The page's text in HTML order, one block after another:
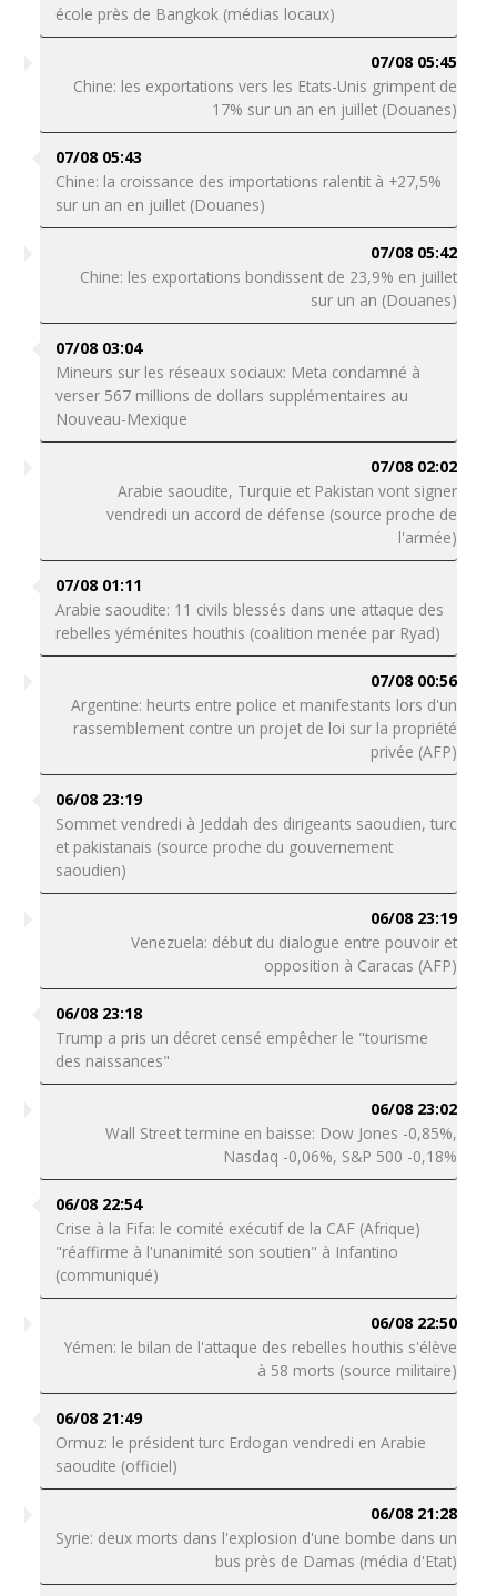
école près de Bangkok (médias locaux)
07/08 05:45
Chine: les exportations vers les Etats-Unis grimpent de
17% sur un an en juillet (Douanes)
07/08 05:43
Chine: la croissance des importations ralentit à +27,5%
sur un an en juillet (Douanes)
07/08 05:42
Chine: les exportations bondissent de 23,9% en juillet
sur un an (Douanes)
07/08 03:04
Mineurs sur les réseaux sociaux: Meta condamné à
verser 567 millions de dollars supplémentaires au
Nouveau-Mexique
07/08 02:02
Arabie saoudite, Turquie et Pakistan vont signer
vendredi un accord de défense (source proche de
l'armée)
07/08 01:11
Arabie saoudite: 11 civils blessés dans une attaque des
rebelles yéménites houthis (coalition menée par Ryad)
07/08 00:56
Argentine: heurts entre police et manifestants lors d'un
rassemblement contre un projet de loi sur la propriété
privée (AFP)
06/08 23:19
Sommet vendredi à Jeddah des dirigeants saoudien, turc
et pakistanais (source proche du gouvernement
saoudien)
06/08 23:19
Venezuela: début du dialogue entre pouvoir et
opposition à Caracas (AFP)
06/08 23:18
Trump a pris un décret censé empêcher le "tourisme
des naissances"
06/08 23:02
Wall Street termine en baisse: Dow Jones -0,85%,
Nasdaq -0,06%, S&P 500 -0,18%
06/08 22:54
Crise à la Fifa: le comité exécutif de la CAF (Afrique)
"réaffirme à l'unanimité son soutien" à Infantino
(communiqué)
06/08 22:50
Yémen: le bilan de l'attaque des rebelles houthis s'élève
à 58 morts (source militaire)
06/08 21:49
Ormuz: le président turc Erdogan vendredi en Arabie
saoudite (officiel)
06/08 21:28
Syrie: deux morts dans l'explosion d'une bombe dans un
bus près de Damas (média d'Etat)